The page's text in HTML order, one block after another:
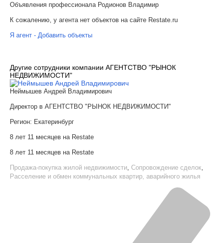
Объявления профессионала Родионов Владимир
К сожалению, у агента нет объектов на сайте Restate.ru
Я агент - Добавить объекты
Другие сотрудники компании АГЕНТСТВО "РЫНОК
НЕДВИЖИМОСТИ"
Неймышев Андрей Владимирович
Директор в АГЕНТСТВО "РЫНОК НЕДВИЖИМОСТИ"
Регион: Екатеринбург
8 лет 11 месяцев на Restate
8 лет 11 месяцев на Restate
Продажа-покупка жилой недвижимости Сопровождение сделок
Расселение и обмен коммунальных квартир, аварийного жилья